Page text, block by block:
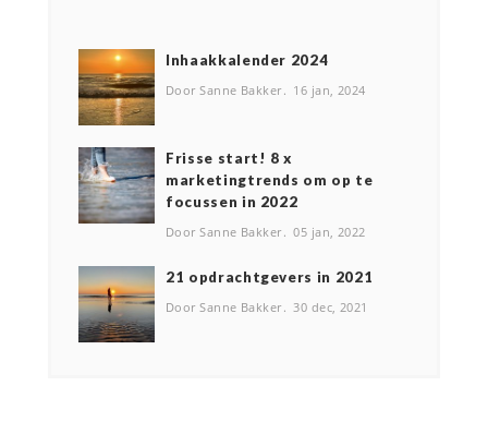
Inhaakkalender 2024
Door Sanne Bakker 16 jan, 2024
Frisse start! 8 x
marketingtrends om op te
focussen in 2022
Door Sanne Bakker 05 jan, 2022
2️1 opdrachtgevers in 2021
Door Sanne Bakker 30 dec, 2021